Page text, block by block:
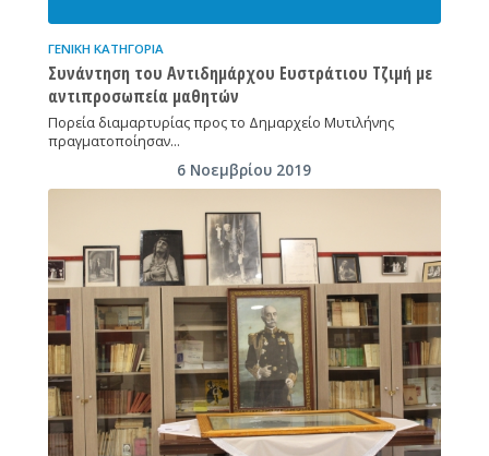
ΓΕΝΙΚΉ ΚΑΤΗΓΟΡΊΑ
Συνάντηση του Αντιδημάρχου Ευστράτιου Τζιμή με
αντιπροσωπεία μαθητών
Πορεία διαμαρτυρίας προς το Δημαρχείο Μυτιλήνης
πραγματοποίησαν…
6 Νοεμβρίου 2019